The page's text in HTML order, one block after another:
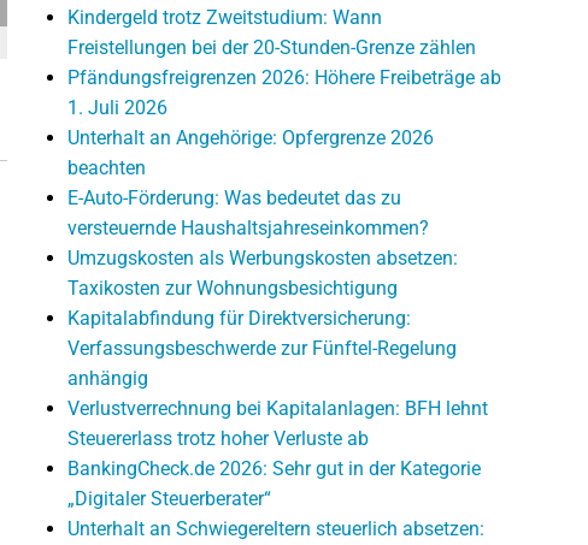
Kindergeld trotz Zweitstudium: Wann
Freistellungen bei der 20-Stunden-Grenze zählen
Pfändungsfreigrenzen 2026: Höhere Freibeträge ab
1. Juli 2026
Unterhalt an Angehörige: Opfergrenze 2026
beachten
E-Auto-Förderung: Was bedeutet das zu
versteuernde Haushaltsjahreseinkommen?
Umzugskosten als Werbungskosten absetzen:
Taxikosten zur Wohnungsbesichtigung
Kapitalabfindung für Direktversicherung:
Verfassungsbeschwerde zur Fünftel-Regelung
anhängig
Verlustverrechnung bei Kapitalanlagen: BFH lehnt
Steuererlass trotz hoher Verluste ab
BankingCheck.de 2026: Sehr gut in der Kategorie
„Digitaler Steuerberater“
Unterhalt an Schwiegereltern steuerlich absetzen: